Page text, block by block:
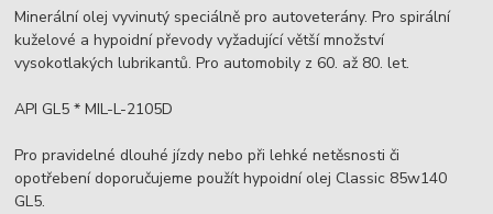
Minerální olej vyvinutý speciálně pro autoveterány. Pro spirální
kuželové a hypoidní převody vyžadující větší množství
vysokotlakých lubrikantů. Pro automobily z 60. až 80. let.
API GL5 * MIL-L-2105D
Pro pravidelné dlouhé jízdy nebo při lehké netěsnosti či
opotřebení doporučujeme použít hypoidní olej Classic 85w140
GL5.